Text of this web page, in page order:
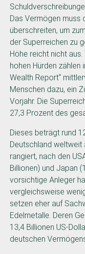
Das Vermögen muss
überschreiten, um
der Superreichen zu
Höhe reicht nicht
hohen Hürden zählen
Wealth Report“
Menschen dazu, ein
Vorjahr. Die
27,3 Prozent des
Dieses beträgt rund
Deutschland weltweit
rangiert, nach den
Billionen) und Japan
vorsichtige Anleger
vergleichsweise
setzen eher auf
Edelmetalle. Deren
13,4 Billionen US-
deutschen